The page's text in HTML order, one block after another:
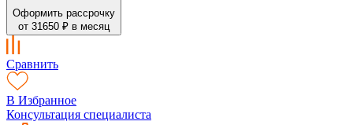
Оформить рассрочку
от 31650 ₽ в месяц
Сравнить
В Избранное
Консультация специалиста